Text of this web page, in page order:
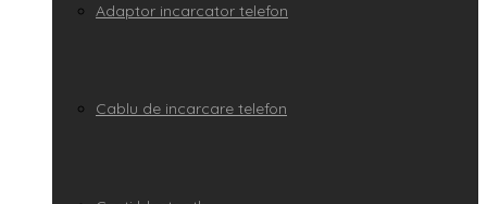
Adaptor incarcator telefon
Cablu de incarcare telefon